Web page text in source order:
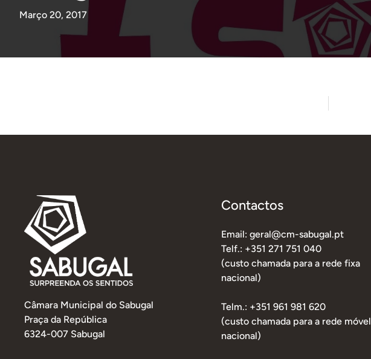
Março 20, 2017
Câmara Municipal do Sabugal
Praça da República
6324-007 Sabugal
Contactos
Email: geral@cm-sabugal.pt
Telf.: +351 271 751 040
(custo chamada para a rede fixa
nacional)
Telm.: +351 961 981 620
(custo chamada para a rede móvel
nacional)